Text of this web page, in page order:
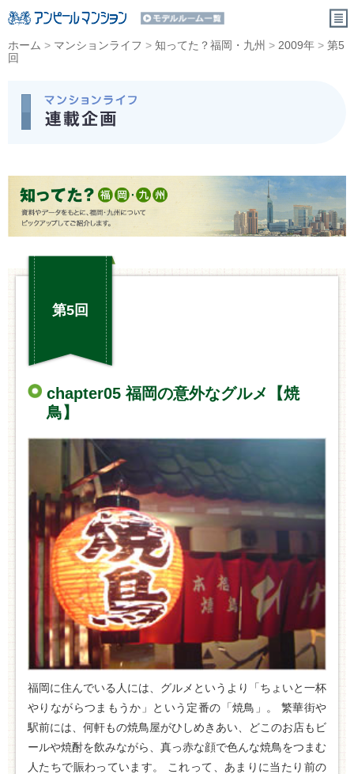
ホーム > マンションライフ > 知ってた？福岡・九州 > 2009年 > 第5
回
第5回
chapter05 福岡の意外なグルメ【焼
鳥】
福岡に住んでいる人には、グルメというより「ちょいと一杯
やりながらつまもうか」という定番の「焼鳥」。 繁華街や
駅前には、何軒もの焼鳥屋がひしめきあい、どこのお店もビ
ールや焼酎を飲みながら、真っ赤な顔で色んな焼鳥をつまむ
人たちで賑わっています。 これって、あまりに当たり前の